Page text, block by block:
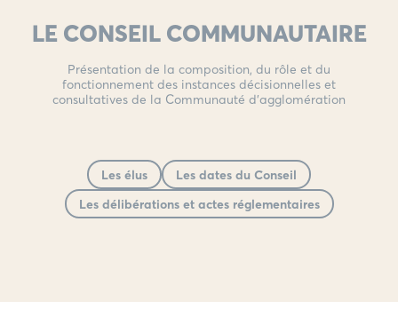
LE CONSEIL COMMUNAUTAIRE
Présentation de la composition, du rôle et du
fonctionnement des instances décisionnelles et
consultatives de la Communauté d’agglomération
Les élus
Les dates du Conseil
Les délibérations et actes réglementaires